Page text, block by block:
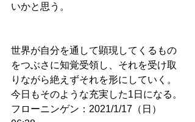
いかと思う。
世界が自分を通して顕現してくるもの
をつぶさに知覚受領し、それを受け取
りながら絶えずそれを形にしていく。
今日もそのような充実した1日になる。
フローニンゲン：2021/1/17（日）